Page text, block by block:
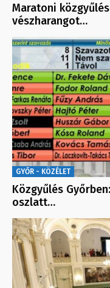
Maratoni
vészharangot…
GYŐR - KÖZÉLET
Közgyűlés
oszlatt…